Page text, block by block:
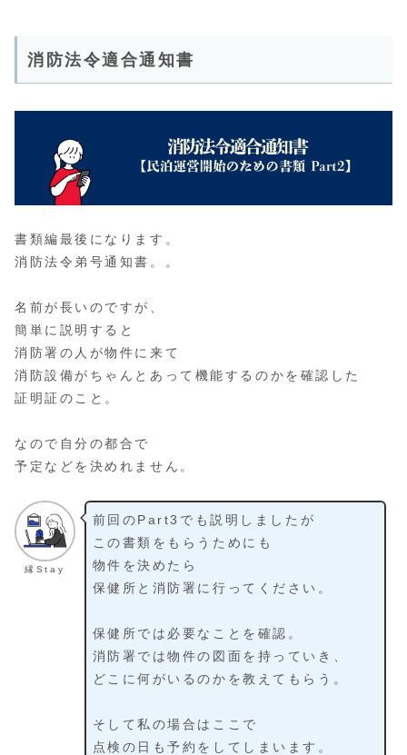
消防法令適合通知書
書類編最後になります。
消防法令弟号通知書。。
名前が長いのですが、
簡単に説明すると
消防署の人が物件に来て
消防設備がちゃんとあって機能するのかを確認した
証明証のこと。
なので自分の都合で
予定などを決めれません。
縁Stay
前回のPart3でも説明しましたが
この書類をもらうためにも
物件を決めたら
保健所と消防署に行ってください。
保健所では必要なことを確認。
消防署では物件の図面を持っていき、
どこに何がいるのかを教えてもらう。
そして私の場合はここで
点検の日も予約をしてしまいます。